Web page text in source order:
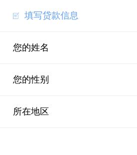
填写贷款信息
您的姓名
您的性别
所在地区